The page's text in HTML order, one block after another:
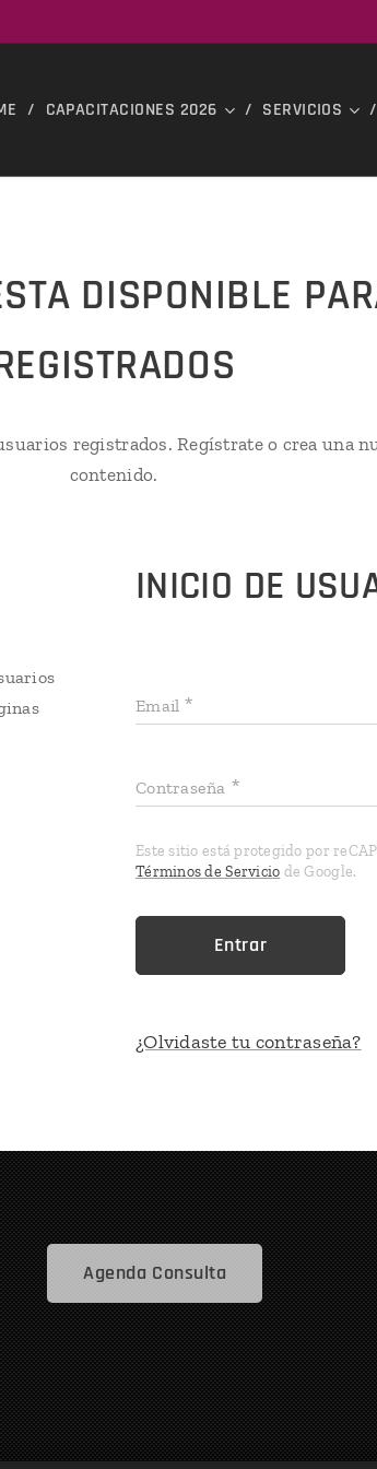
CAPACITACIONES 2026 SERVICIOS
DISPONIBLE
registrados. Regístrate o crea una
contenido.
INICIO DE
Email
Contraseña
Este sitio está protegido por
Términos de Servicio de Google.
Entrar
¿Olvidaste tu contraseña?
Agenda Consulta